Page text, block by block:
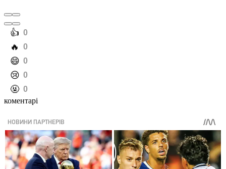
️👍 0
️🔥 0
️😄 0
️😢 0
️🤬 0
коментарі